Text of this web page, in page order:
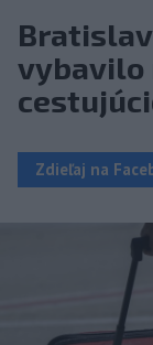
vybavilo
Zdieľaj na